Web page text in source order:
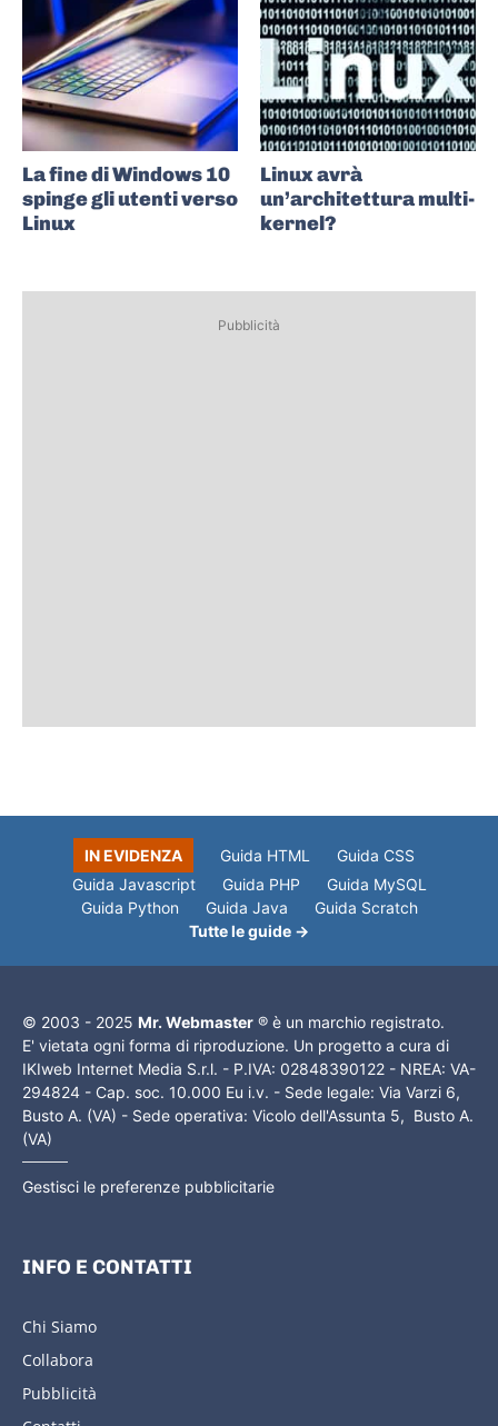
La fine di Windows 10
spinge gli utenti verso
Linux
Linux avrà
un’architettura multi-
kernel?
Pubblicità
IN EVIDENZA Guida HTML
Guida CSS
Guida Javascript
Guida PHP
Guida MySQL
Guida Python
Guida Java
Guida Scratch
Tutte le guide →
© 2003 - 2025 Mr. Webmaster ® è un marchio registrato.
E' vietata ogni forma di riproduzione. Un progetto a cura di
IKIweb Internet Media S.r.l. - P.IVA: 02848390122 - NREA: VA-
294824 - Cap. soc. 10.000 Eu i.v. - Sede legale: Via Varzi 6,
Busto A. (VA) - Sede operativa: Vicolo dell'Assunta 5, Busto A.
(VA)
Gestisci le preferenze pubblicitarie
INFO E CONTATTI
Chi Siamo
Collabora
Pubblicità